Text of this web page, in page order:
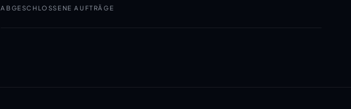
ABGESCHLOSSENE AUFTRÄGE